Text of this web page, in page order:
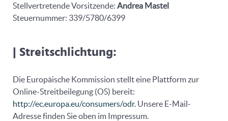
Stellvertretende Vorsitzende: Andrea Mastel
Steuernummer: 339/5780/6399
Streitschlichtung:
Die Europäische Kommission stellt eine Plattform zur
Online-Streitbeilegung (OS) bereit:
http://ec.europa.eu/consumers/odr. Unsere E-Mail-
Adresse finden Sie oben im Impressum.